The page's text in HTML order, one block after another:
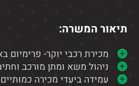
לְחַץ
Control-
F11
לְהַתְאָמַת
תיאור המשרה:
מכירת רכבי יוקר- פרימיום
ניהול משא ומתן מורכב
עמידה ביעדי מכירה